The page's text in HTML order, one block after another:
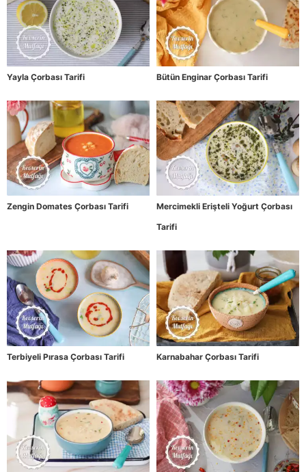
Yayla Çorbası Tarifi Bütün Enginar Çorbası Tarifi
Zengin Domates Çorbası Tarifi
Mercimekli Erişteli Yoğurt Çorbası
Tarifi
Terbiyeli Pırasa Çorbası Tarifi Karnabahar Çorbası Tarifi